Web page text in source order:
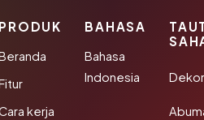
PRODUK
kerja
BAHASA
Bahasa
Indonesia